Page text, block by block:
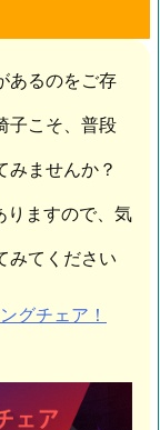
あるのをご存
子こそ、普段
みませんか？
ますので、気
みてください
グチェア！